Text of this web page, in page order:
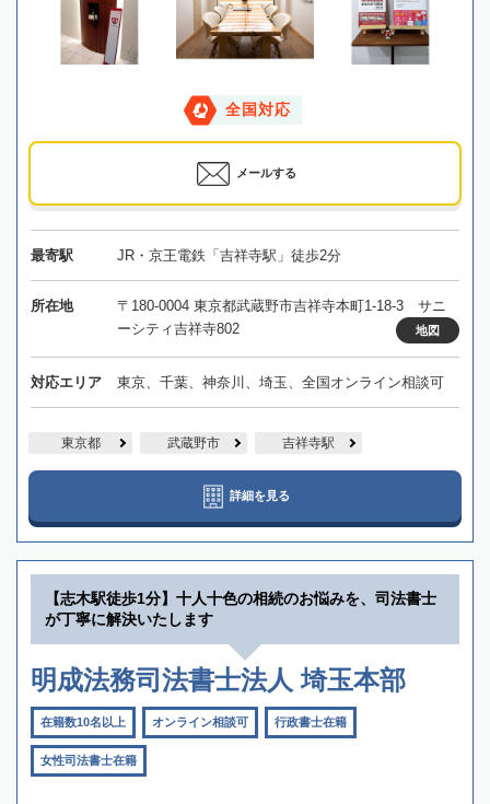
全国対応
メールする
最寄駅 JR・京王電鉄「吉祥寺駅」徒歩2分
所在地
〒180-0004 東京都武蔵野市吉祥寺本町1-18-3 サニ
ーシティ吉祥寺802
地図
対応エリア 東京、千葉、神奈川、埼玉、全国オンライン相談可
東京都 武蔵野市 吉祥寺駅
詳細を見る
【志木駅徒歩1分】十人十色の相続のお悩みを、司法書士
が丁寧に解決いたします
明成法務司法書士法人 埼玉本部
在籍数10名以上 オンライン相談可 行政書士在籍
女性司法書士在籍